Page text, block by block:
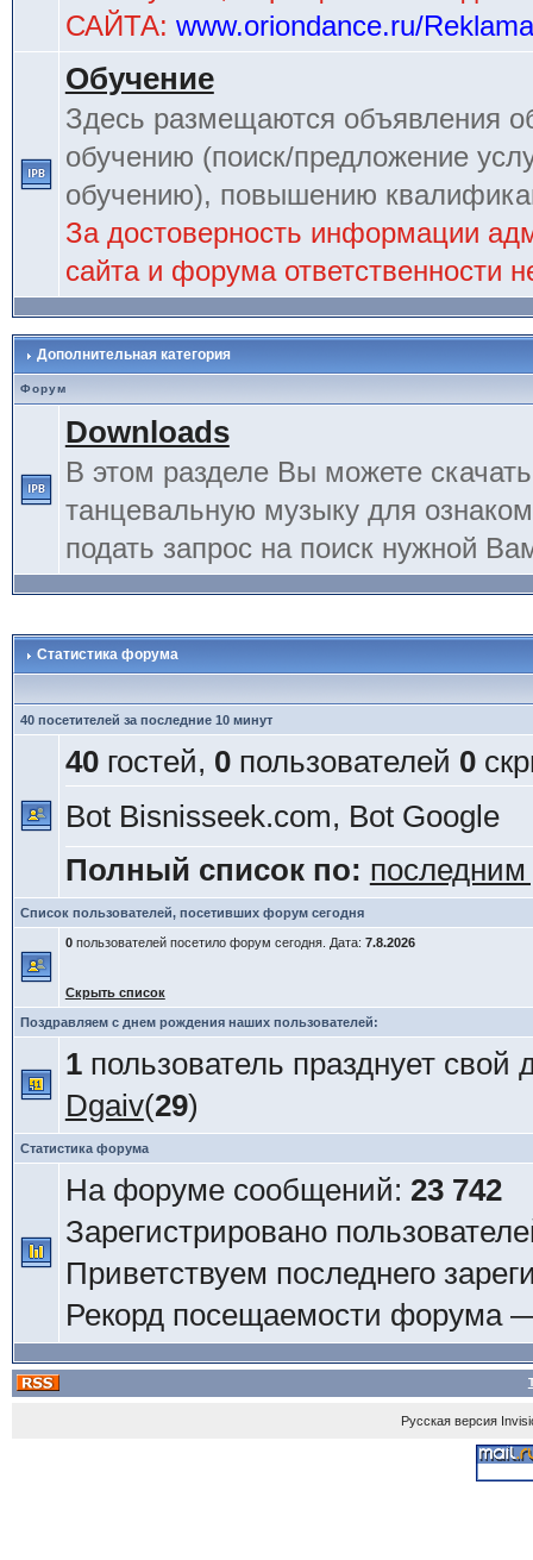
САЙТА: www.oriondance.ru/Reklama
Обучение
Здесь размещаются объявления
обучению (поиск/предложение
обучению), повышению
За достоверность информации
сайта и форума ответственности
Дополнительная категория
Форум
Downloads
В этом разделе Вы можете
танцевальную музыку для
подать запрос на поиск нужной
Статистика форума
40 посетителей за последние 10 минут
40гостей, 0пользователей 0
Bot Bisnisseek.com, Bot Google
Полный список по:
Список пользователей, посетивших форум сегодня
0пользователей посетило форум сегодня. Дата: 7.8.2026
Скрыть список
Поздравляем с днем рождения наших пользователей:
1пользователь празднует свой
Dgaiv(29)
Статистика форума
На форуме сообщений: 23 742
Зарегистрировано
Приветствуем последнего
Рекорд посещаемости форума
Русская версия